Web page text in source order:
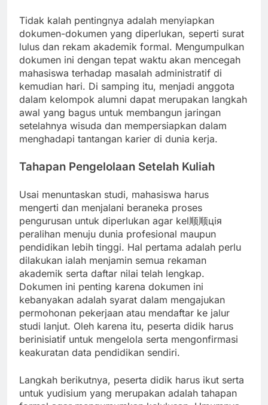
Tidak kalah pentingnya adalah menyiapkan
dokumen-dokumen yang diperlukan, seperti surat
lulus dan rekam akademik formal. Mengumpulkan
dokumen ini dengan tepat waktu akan mencegah
mahasiswa terhadap masalah administratif di
kemudian hari. Di samping itu, menjadi anggota
dalam kelompok alumni dapat merupakan langkah
awal yang bagus untuk membangun jaringan
setelahnya wisuda dan mempersiapkan dalam
menghadapi tantangan karier di dunia kerja.
Tahapan Pengelolaan Setelah Kuliah
Usai menuntaskan studi, mahasiswa harus
mengerti dan menjalani beraneka proses
pengurusan untuk diperlukan agar kel顺顺ція
peralihan menuju dunia profesional maupun
pendidikan lebih tinggi. Hal pertama adalah perlu
dilakukan ialah menjamin semua rekaman
akademik serta daftar nilai telah lengkap.
Dokumen ini penting karena dokumen ini
kebanyakan adalah syarat dalam mengajukan
permohonan pekerjaan atau mendaftar ke jalur
studi lanjut. Oleh karena itu, peserta didik harus
berinisiatif untuk mengelola serta mengonfirmasi
keakuratan data pendidikan sendiri.
Langkah berikutnya, peserta didik harus ikut serta
untuk yudisium yang merupakan adalah tahapan